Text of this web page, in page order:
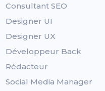
Consultant SEO
Designer UI
Designer UX
Développeur Back
Rédacteur
Social Media Manager